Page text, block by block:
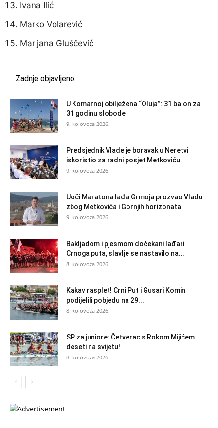
Ivana Ilić
Marko Volarević
Marijana Gluščević
Zadnje objavljeno
U Komarnoj obilježena “Oluja”: 31 balon za
31 godinu slobode
9. kolovoza 2026.
Predsjednik Vlade je boravak u Neretvi
iskoristio za radni posjet Metkoviću
9. kolovoza 2026.
Uoči Maratona lađa Grmoja prozvao Vladu
zbog Metkovića i Gornjih horizonata
9. kolovoza 2026.
Bakljadom i pjesmom dočekani lađari
Crnoga puta, slavlje se nastavilo na...
8. kolovoza 2026.
Kakav rasplet! Crni Put i Gusari Komin
podijelili pobjedu na 29....
8. kolovoza 2026.
SP za juniore: Četverac s Rokom Mijićem
deseti na svijetu!
8. kolovoza 2026.